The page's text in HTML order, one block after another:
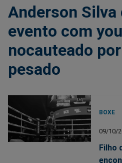
Anderson Silva
evento com
nocauteado
pesado
BOXE
09/10/
Filho